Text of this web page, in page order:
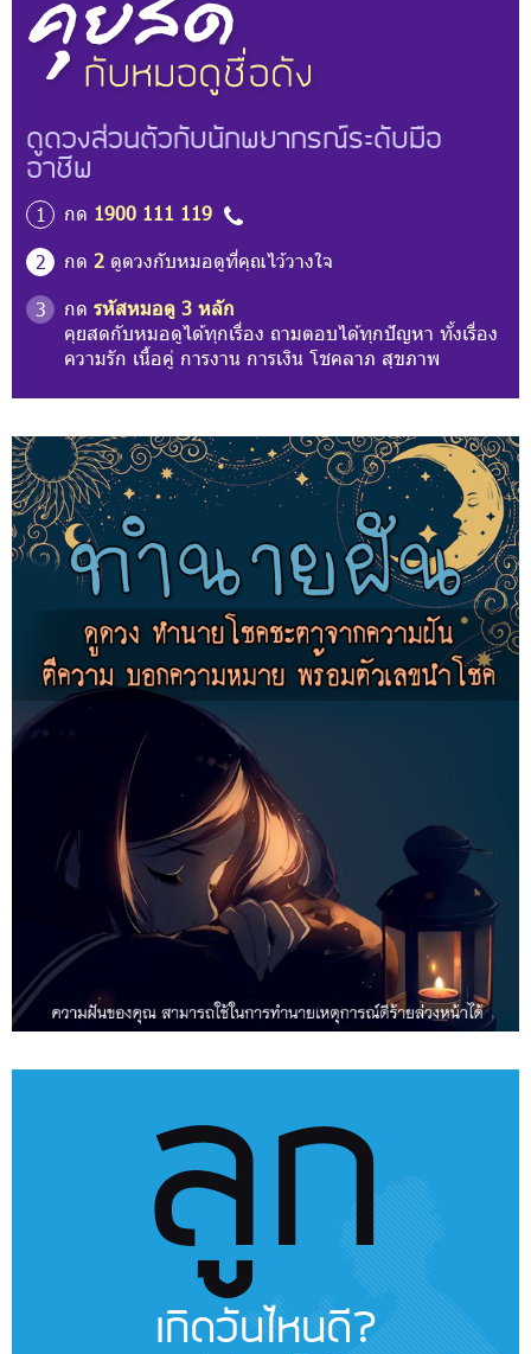
ดูดวงส่วนตัวกับนักพยากรณ์ระดับมือ
อาชีพ
1 กด 1900 111 119
2
กด 2 ดูดวงกับหมอดูที่คุณไว้วางใจ
3
กด รหัสหมอดู 3 หลัก
คุยสดกับหมอดูได้ทุกเรื่อง ถามตอบได้ทุกปัญหา ทั้งเรื่อง
ความรัก เนื้อคู่ การงาน การเงิน โชคลาภ สุขภาพ
ลูก
เกิดวันไหนดี?